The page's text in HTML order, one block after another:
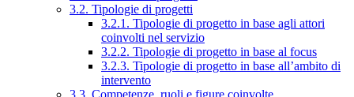
3.2. Tipologie di progetti
3.2.1. Tipologie di progetto in base agli attori
coinvolti nel servizio
3.2.2. Tipologie di progetto in base al focus
3.2.3. Tipologie di progetto in base all’ambito di
intervento
3.3. Competenze, ruoli e figure coinvolte